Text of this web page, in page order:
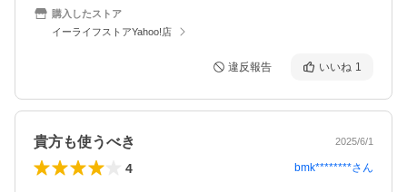
購入したストア
イーライフストアYahoo!店
違反報告 いいね 1
貴方も使うべき 2025/6/1
4 bmk********さん